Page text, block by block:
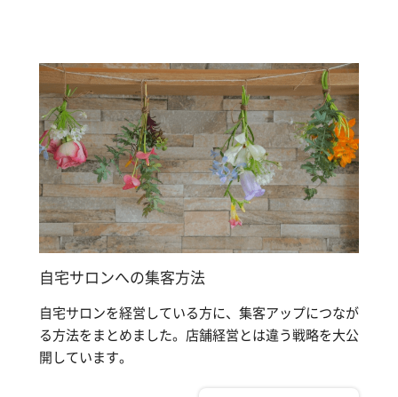
自宅サロンへの集客方法
自宅サロンを経営している方に、集客アップにつなが
る方法をまとめました。店舗経営とは違う戦略を大公
開しています。